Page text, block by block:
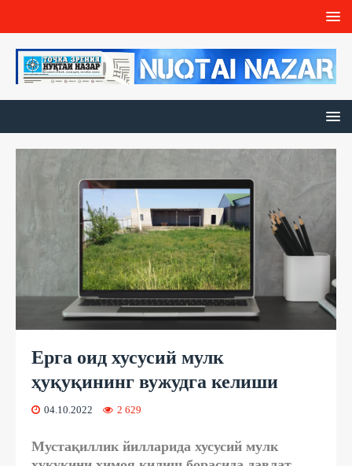
Ерга оид хусусий мулк
ҳуқуқининг вужудга келиши
04.10.2022 2 629
Мустақиллик йилларида хусусий мулк